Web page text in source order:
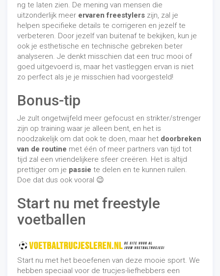
ng te laten zien. De mening van mensen die
uitzonderlijk meer ervaren freestylers zijn, zal je
helpen specifieke details te corrigeren en jezelf te
verbeteren. Door jezelf van buitenaf te bekijken, kun je
ook je esthetische en technische gebreken beter
analyseren. Je denkt misschien dat een truc mooi of
goed uitgevoerd is, maar het vastleggen ervan is niet
zo perfect als je je misschien had voorgesteld!
Bonus-tip
Je zult ongetwijfeld meer gefocust en strikter/strenger
zijn op training waar je alleen bent, en het is
noodzakelijk om dat ook te doen, maar het doorbreken
van de routine met één of meer partners van tijd tot
tijd zal een vriendelijkere sfeer creëren. Het is altijd
prettiger om je passie te delen en te kunnen ruilen.
Doe dat dus ook vooral 😉
Start nu met freestyle
voetballen
Start nu met het beoefenen van deze mooie sport. We
hebben speciaal voor de trucjes-liefhebbers een